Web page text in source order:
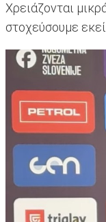
Χρειάζονται
στοχεύσουμε